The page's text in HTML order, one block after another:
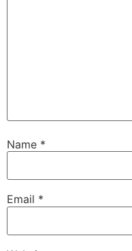
Name *
Email *